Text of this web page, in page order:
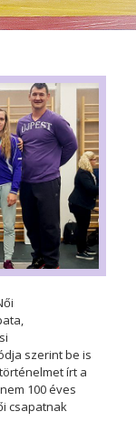
szerint be is
írt a
100 éves
csapatnak